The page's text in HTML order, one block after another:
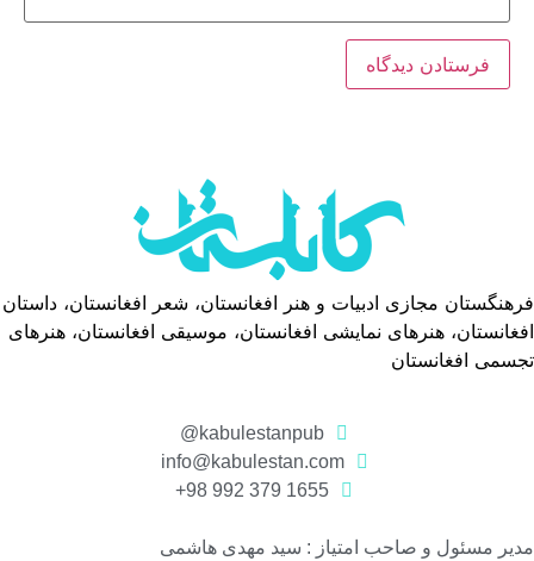
فرهنگستان مجازی ادبیات و هنر افغانستان، شعر افغانستان، داستان
افغانستان، هنرهای نمایشی افغانستان، موسیقی افغانستان، هنرهای
تجسمی افغانستان
kabulestanpub@
info@kabulestan.com
1655 379 992 98+
مدیر مسئول و صاحب امتیاز : سید مهدی هاشمی